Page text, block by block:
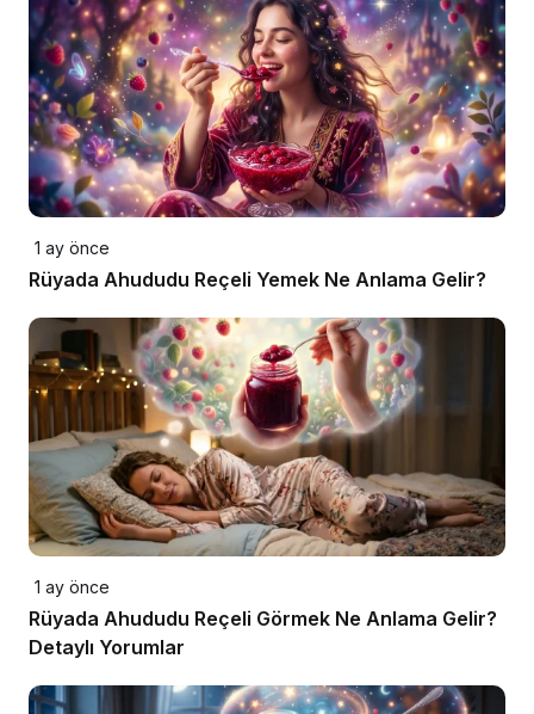
1 ay önce
Rüyada Ahududu Reçeli Yemek Ne Anlama Gelir?
1 ay önce
Rüyada Ahududu Reçeli Görmek Ne Anlama Gelir?
Detaylı Yorumlar